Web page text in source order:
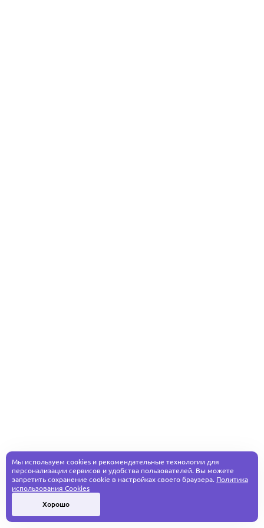
Мы используем cookies и рекомендательные технологии для
персонализации сервисов и удобства пользователей. Вы можете
запретить сохранение cookie в настройках своего браузера. Политика
использования Cookies
Хорошо